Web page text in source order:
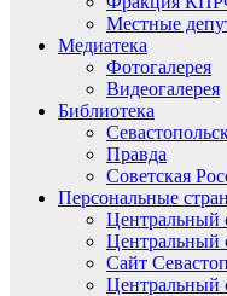
Местные
Медиатека
Фотогалерея
Видеогалерея
Библиотека
Правда
Советская
Персональные
Сайт
Центральный